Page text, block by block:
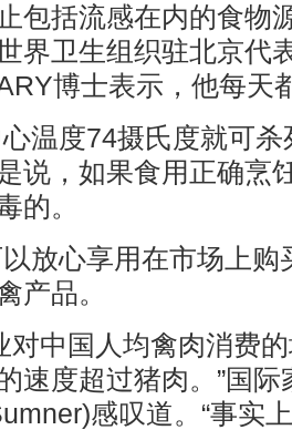
包括流感在内的食物
界卫生组织驻北京代
博士表示，他每天
温度74摄氏度就可
说，如果食用正确烹
的。
放心享用在市场上购
产品。
对中国人均禽肉消费
速度超过猪肉。”国
感叹道。“事实